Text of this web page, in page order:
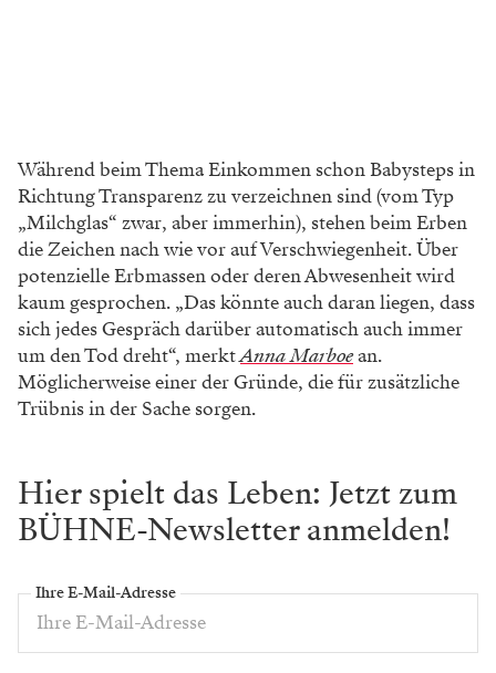
Während beim Thema Einkommen schon Babysteps in
Richtung Transparenz zu verzeichnen sind (vom Typ
„Milchglas“ zwar, aber immerhin), stehen beim Erben
die Zeichen nach wie vor auf Verschwiegenheit. Über
potenzielle Erbmassen oder deren Abwesenheit wird
kaum gesprochen. „Das könnte auch daran liegen, dass
sich jedes Gespräch darüber automatisch auch immer
um den Tod dreht“, merktAnna Marboean.
Möglicherweise einer der Gründe, die für zusätzliche
Trübnis in der Sache sorgen.
Hier spielt das Leben: Jetzt zum
BÜHNE-Newsletter anmelden!
Ihre E-Mail-Adresse